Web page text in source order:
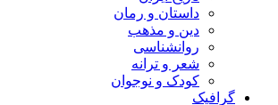
داستان و رمان
دین و مذهب
روانشناسی
شعر و ترانه
کودک و نوجوان
گرافیک